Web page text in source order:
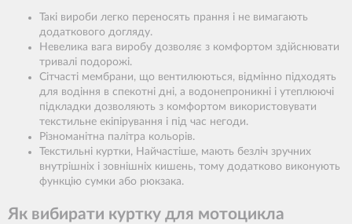
Такі вироби легко переносять прання і не вимагають
додаткового догляду.
Невелика вага виробу дозволяє з комфортом здійснювати
тривалі подорожі.
Сітчасті мембрани, що вентилюються, відмінно підходять
для водіння в спекотні дні, а водонепроникні і утеплюючі
підкладки дозволяють з комфортом використовувати
текстильне екіпірування і під час негоди.
Різноманітна палітра кольорів.
Текстильні куртки, Найчастіше, мають безліч зручних
внутрішніх і зовнішніх кишень, тому додатково виконують
функцію сумки або рюкзака.
Як вибирати куртку для мотоцикла